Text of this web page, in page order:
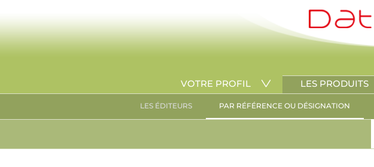
VOTRE PROFIL LES PRODUITS
LES ÉDITEURS PAR RÉFÉRENCE OU DÉSIGNATION